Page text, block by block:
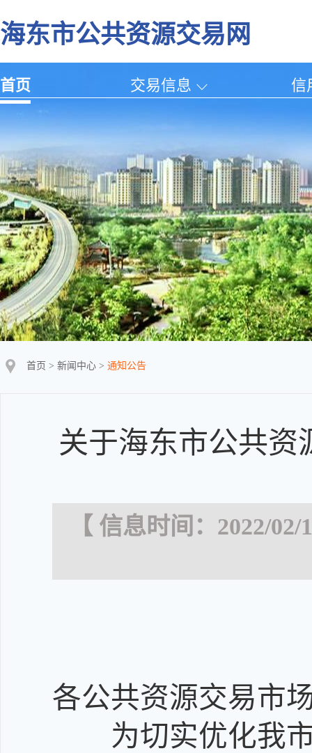
海东市公共资源交易网
首页 交易信息 信
首页 > 新闻中心 > 通知公告
关于海东市公共资
【 信息时间：2022/
各公共资源交易市
为切实优化我